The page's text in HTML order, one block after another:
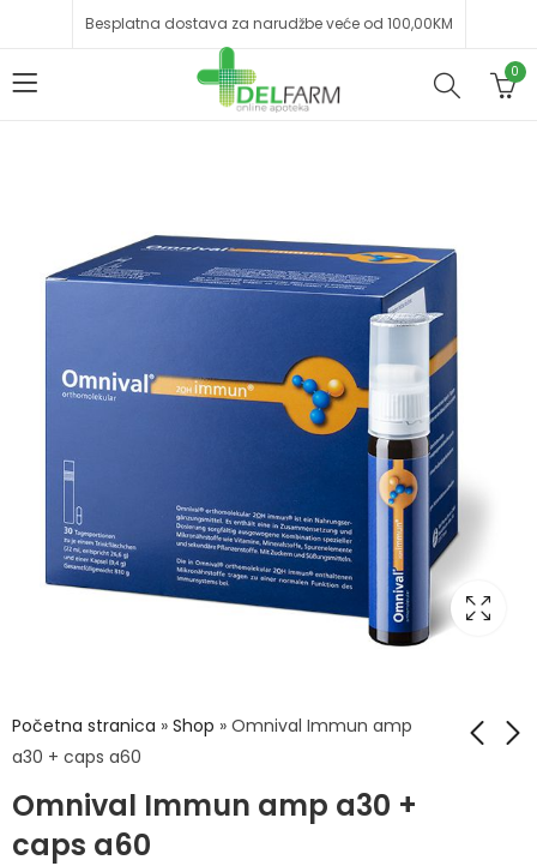
Besplatna dostava za narudžbe veće od 100,00KM
0
Početna stranica » Shop » Omnival Immun amp
a30 + caps a60
Omnival Immun amp a30 +
caps a60
Omnival Immun
Omnival Immun